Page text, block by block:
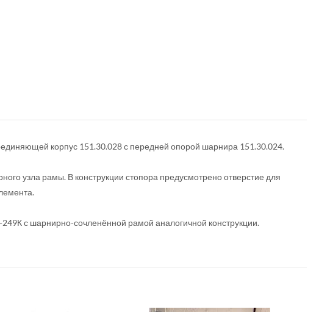
корпус 151.30.028 с передней опорой шарнира 151.30.024.
узла рамы. В конструкции стопора предусмотрено отверстие для
с шарнирно-сочленённой рамой аналогичной конструкции.